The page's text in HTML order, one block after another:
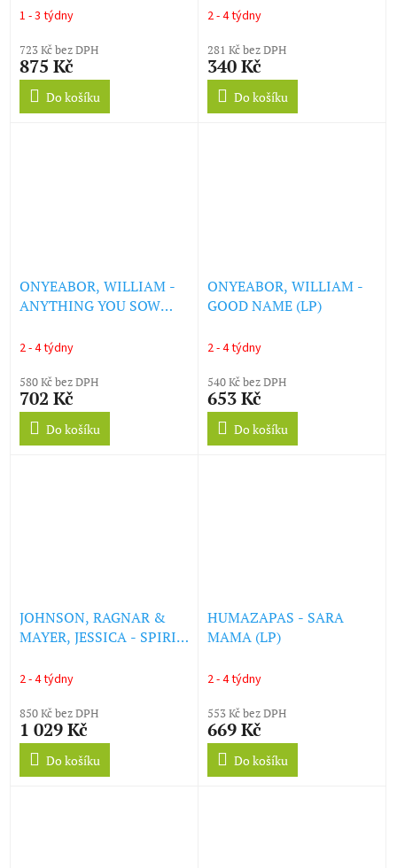
1 - 3 týdny
723 Kč bez DPH
875 Kč
Do košíku
2 - 4 týdny
281 Kč bez DPH
340 Kč
Do košíku
ONYEABOR, WILLIAM -
ANYTHING YOU SOW
2 - 4 týdny
580 Kč bez DPH
702 Kč
Do košíku
ONYEABOR, WILLIAM -
GOOD NAME (LP)
2 - 4 týdny
540 Kč bez DPH
653 Kč
Do košíku
JOHNSON, RAGNAR &
MAYER, JESSICA - SPIRIT
BAMBOO JEWS HARPS
2 - 4 týdny
850 Kč bez DPH
1 029 Kč
Do košíku
HUMAZAPAS - SARA
MAMA (LP)
2 - 4 týdny
553 Kč bez DPH
669 Kč
Do košíku